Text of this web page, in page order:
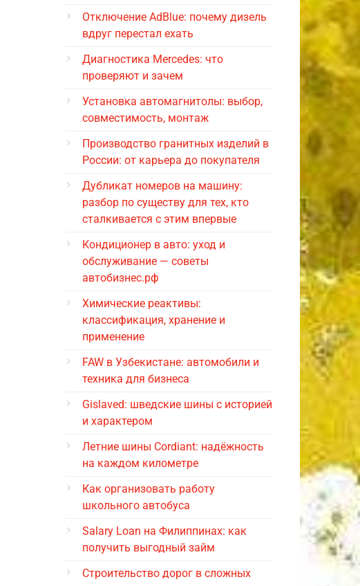
Отключение AdBlue: почему дизель
вдруг перестал ехать
Диагностика Mercedes: что
проверяют и зачем
Установка автомагнитолы: выбор,
совместимость, монтаж
Производство гранитных изделий в
России: от карьера до покупателя
Дубликат номеров на машину:
разбор по существу для тех, кто
сталкивается с этим впервые
Кондиционер в авто: уход и
обслуживание — советы
автобизнес.рф
Химические реактивы:
классификация, хранение и
применение
FAW в Узбекистане: автомобили и
техника для бизнеса
Gislaved: шведские шины с историей
и характером
Летние шины Cordiant: надёжность
на каждом километре
Как организовать работу
школьного автобуса
Salary Loan на Филиппинах: как
получить выгодный займ
Строительство дорог в сложных